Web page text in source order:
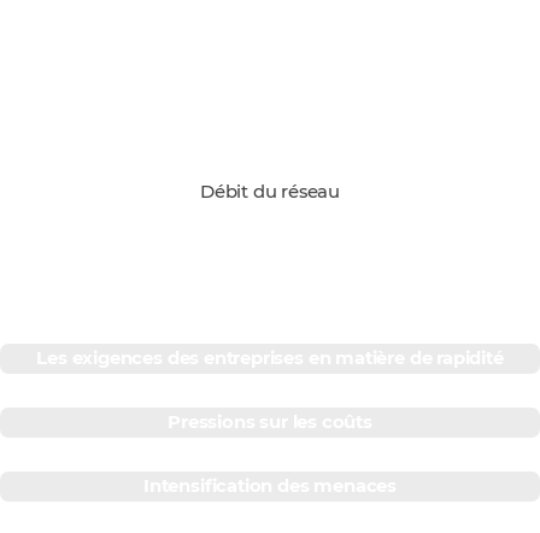
Débit du réseau